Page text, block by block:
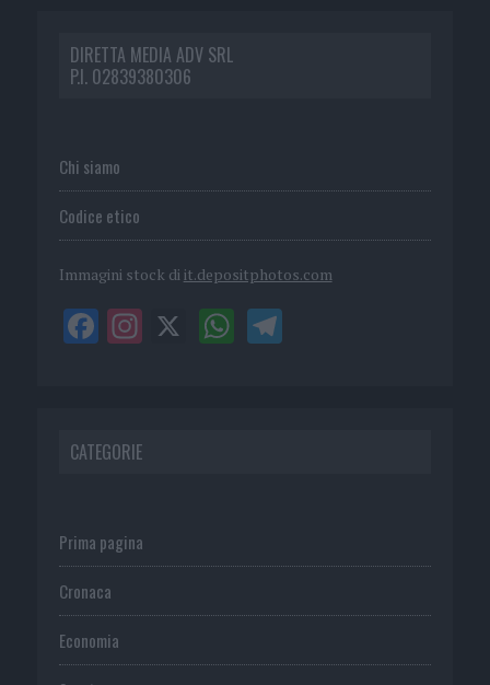
DIRETTA MEDIA ADV SRL
P.I. 02839380306
Chi siamo
Codice etico
Immagini stock di it.depositphotos.com
CATEGORIE
Prima pagina
Cronaca
Economia